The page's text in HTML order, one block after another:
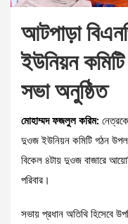
আটপাড়া
ইউনিয়ন
সভা অনুষ্ঠিত
মোহাম্মদ ফজলুল করিম:
দুওজ ইউনিয়ন কমিটি গঠন
বিকেল ৪টায় দুওজ বাজারে
পরিবার।
সভায় প্রধান অতিথি হিসেবে